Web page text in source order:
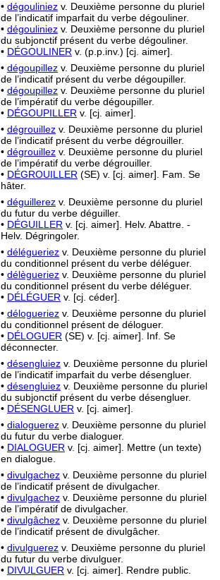
• dégouliniez v. Deuxième personne du pluriel
de l’indicatif imparfait du verbe dégouliner.
• dégouliniez v. Deuxième personne du pluriel
du subjonctif présent du verbe dégouliner.
• DÉGOULINER v. (p.p.inv.) [cj. aimer].
• dégoupillez v. Deuxième personne du pluriel
de l’indicatif présent du verbe dégoupiller.
• dégoupillez v. Deuxième personne du pluriel
de l’impératif du verbe dégoupiller.
• DÉGOUPILLER v. [cj. aimer].
• dégrouillez v. Deuxième personne du pluriel
de l’indicatif présent du verbe dégrouiller.
• dégrouillez v. Deuxième personne du pluriel
de l’impératif du verbe dégrouiller.
• DÉGROUILLER (SE) v. [cj. aimer]. Fam. Se
hâter.
• déguillerez v. Deuxième personne du pluriel
du futur du verbe déguiller.
• DÉGUILLER v. [cj. aimer]. Helv. Abattre. -
Helv. Dégringoler.
• délégueriez v. Deuxième personne du pluriel
du conditionnel présent du verbe déléguer.
• délègueriez v. Deuxième personne du pluriel
du conditionnel présent du verbe déléguer.
• DÉLÉGUER v. [cj. céder].
• délogueriez v. Deuxième personne du pluriel
du conditionnel présent de déloguer.
• DÉLOGUER (SE) v. [cj. aimer]. Inf. Se
déconnecter.
• désengluiez v. Deuxième personne du pluriel
de l’indicatif imparfait du verbe désengluer.
• désengluiez v. Deuxième personne du pluriel
du subjonctif présent du verbe désengluer.
• DÉSENGLUER v. [cj. aimer].
• dialoguerez v. Deuxième personne du pluriel
du futur du verbe dialoguer.
• DIALOGUER v. [cj. aimer]. Mettre (un texte)
en dialogue.
• divulgachez v. Deuxième personne du pluriel
de l’indicatif présent de divulgacher.
• divulgachez v. Deuxième personne du pluriel
de l’impératif de divulgacher.
• divulgâchez v. Deuxième personne du pluriel
de l’indicatif présent de divulgâcher.
• divulguerez v. Deuxième personne du pluriel
du futur du verbe divulguer.
• DIVULGUER v. [cj. aimer]. Rendre public.